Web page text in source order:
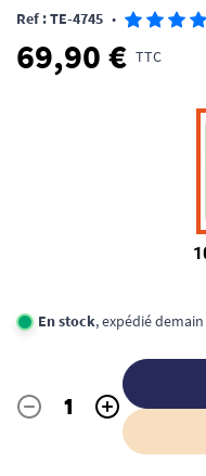
Ref : TE-4745 •
69,90 € TTC
En stock, expédié demain
Quantité
- +